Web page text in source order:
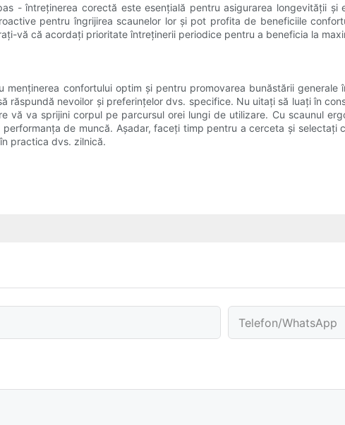
- întreținerea corectă este esențială pentru asigurarea longevității și
pentru îngrijirea scaunelor lor și pot profita de beneficiile
vă că acordați prioritate întreținerii periodice pentru a beneficia la
confortului optim și pentru promovarea bunăstării generale
nevoilor și preferințelor dvs. specifice. Nu uitați să luați în
vă va sprijini corpul pe parcursul orei lungi de utilizare. Cu scaunul
de muncă. Așadar, faceți timp pentru a cerceta și selectați
practica dvs. zilnică.
Telefon/WhatsApp